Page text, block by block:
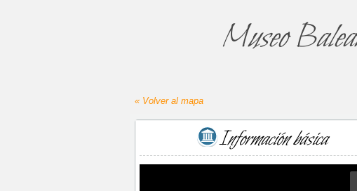
Museo
« Volver al mapa
Información básica